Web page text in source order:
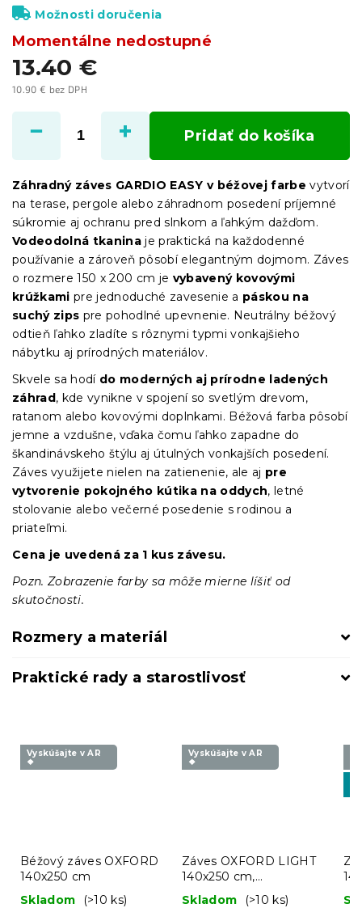
13.40 €
10.90 € bez DPH
cena:
Momentálne nedostupné
Možnosti doručenia
Pridať do košíka
Záhradný záves GARDIO EASY v béžovej farbe vytvorí
na terase, pergole alebo záhradnom posedení príjemné
súkromie aj ochranu pred slnkom a ľahkým dažďom.
Vodeodolná tkanina je praktická na každodenné
používanie a zároveň pôsobí elegantným dojmom. Záves
o rozmere 150 x 200 cm je vybavený kovovými
krúžkami pre jednoduché zavesenie a páskou na
suchý zips pre pohodlné upevnenie. Neutrálny béžový
odtieň ľahko zladíte s rôznymi typmi vonkajšieho
nábytku aj prírodných materiálov.
Skvele sa hodí do moderných aj prírodne ladených
záhrad, kde vynikne v spojení so svetlým drevom,
ratanom alebo kovovými doplnkami. Béžová farba pôsobí
jemne a vzdušne, vďaka čomu ľahko zapadne do
škandinávskeho štýlu aj útulných vonkajších posedení.
Záves využijete nielen na zatienenie, ale aj pre
vytvorenie pokojného kútika na oddych, letné
stolovanie alebo večerné posedenie s rodinou a
priateľmi.
Cena je uvedená za 1 kus závesu.
Pozn. Zobrazenie farby sa môže mierne líšiť od
skutočnosti.
Rozmery a materiál
Praktické rady a starostlivosť
Vyskúšajte v AR
❖
Béžový záves OXFORD
140x250 cm
Skladom
(>10 ks)
Vyskúšajte v AR
❖
Záves OXFORD LIGHT
140x250 cm,
tmavozelený
Skladom (>10 ks)